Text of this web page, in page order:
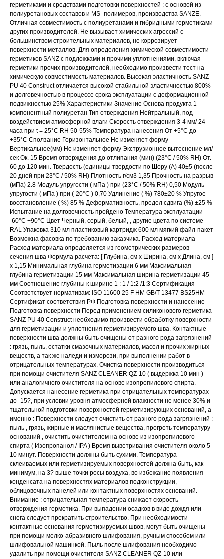
герметиками и средствами подготовки поверхностей : с основой из
полиуретановых составов и MS -полимеров, производства SANZE.
Отличная совместимость с полиуретанами и гибридными герметиками
других производителей. Не вызывает химических агрессий с
большинством строительных материалов, не коррозирует
поверхности металлов. Для определения химической совместимости
герметиков SANZ с подложками и прочими уплотнениями, включая
герметики прочих производителей, необходимо произвести тест на
химическую совместимость материалов. Высокая эластичность SANZ
PU 40 Construct отличается высокой стабильной эластичностью 800%
и долговечностью в процессе срока эксплуатации с деформационной
подвижностью 25% Характеристики Значение Основа продукта 1-
компонентный полиуретан Тип отверждения Нейтральный, под
воздействием атмосферной влаги Скорость отверждения 3-4 мм/ 24
часа при t = 25°C RH 50-55% Температура нанесения От +5°С до
+35°С Сползание Горизонтальное Не изменяет форму
Вертикальное(мм) Не изменяет форму Экструзионное вытеснение мл/
сек Ок. 15 Время отверждения до отлипания (мин) (23°С / 50% RH) От.
60 до 120 мин. Твердость (единицы твердости по Шору (A) 40±5 (после
20 дней при 23°С / 50% RH) Плотность г/см3 1,35 Прочность на разрыв
(мПа) 2.8 Модуль упругости ( мПа ) при (23°С / 50% RH) 0,50 Модуль
упругости ( мПа ) при (-20°С ) 0,70 Удлинение ( %) 780±20 % Упругое
восстановление ( %) 85 % Деформативность, предел сдвига (%) ±25 %
Испытание на долговечность пройдено Температура эксплуатации
-60°С +90°С Цвет Черный, серый, белый, , другие цвета по системе
RAL Упаковка 310 мл пластиковый картридж 600 мл мягкий файл-пакет
Возможна фасовка по требованию заказчика. Расход материала
Расход материала определяется из геометрических размеров
сечения шва Формула расчета: [ Глубина, см х Ширина, см х Длина, см ]
х 1,15 Минимальная глубина герметизации 6 мм Максимальная
глубина герметизации 15 мм Максимальная ширина герметизации 45
мм Соотношение глубины к ширине 1 : 1 / 1:2 /1:3 Сертификация
Соответствует нормативам: ISO 11600 25 F НМ GB/T 13477 BS25HM
Сертификат соответствия РФ Подготовка поверхности и нанесение
Подготовка поверхности Перед применением силиконового герметика
SANZ PU 40 Construct необходимо произвести обработку поверхности
для герметизации и уплотнения герметизируемого шва. Контактные
поверхности шва должны быть очищены от разного рода загрязнений
: грязь, пыль, остатки смазочных материалов, масел и прочих жирных
веществ, а так же наледи и изморози, при выполнении работ в
отрицательных температурах. Очистка поверхности производиться
при помощи очистителя SANZ CLEANER QZ-10 ( выдержка 10 мин )
или аналогичного очистителя на основе изопропилового спирта.
Допускается нанесение герметика при отрицательных температурах
до -15?, при условии уровня атмосферной влажности не менее 30% и
тщательной подготовки поверхностей герметизирующих оснований, а
именно : Поверхности следует очистить от разного рода загрязнений :
пыль , грязь, жирные и маслянистые вещества, прогреть температуру
оснований , очистить очистителем на основе из изопропилового
спирта ( Изопропанол / IPA ) Время выветривания очистителя около 5-
10 минут. Поверхности должны быть сухими. Температура
склеиваемых или герметизируемых поверхностей должна быть, как
минимум, на 3? выше точки росы воздуха, во избежание появления
конденсата на поверхностях материалов подконструкции,
облицовочных панелей или контактных поверхностях оснований.
Внимание : отрицательная температура снижает скорость
отверждения герметика. При выпадении осадков в виде дождя или
снега следует прекратить строительство. При необходимости
контактные основания герметизируемых швов, могут быть очищены
при помощи мелко-абразивного шлифования, ручным способом или
шлифовальной машинкой. Пыль после шлифования необходимо
удалить при помощи очистителя SANZ CLEANER QZ-10 или